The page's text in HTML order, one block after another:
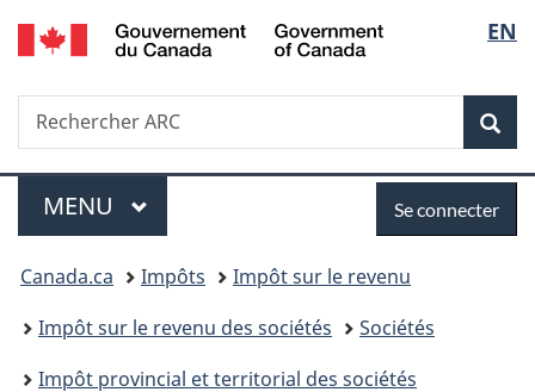
Passer
au
Passer
à
du
Passer
à
simplifiée
de
la
EN
Recherche
Rechercher
ARC
Menu
MENU PRINCIPAL
connecter
Se connecter
Vous
êtes
ici :
Canada.ca Impôts
Impôt sur le revenu
Impôt sur le revenu des sociétés
Sociétés
Impôt provincial et territorial des sociétés